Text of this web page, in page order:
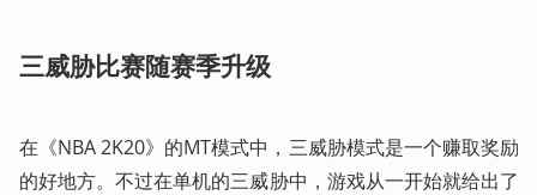
三威胁比赛随赛季升级
在《NBA 2K20》的MT模式中，三威胁模式是一个赚取奖励
的好地方。不过在单机的三威胁中，游戏从一开始就给出了